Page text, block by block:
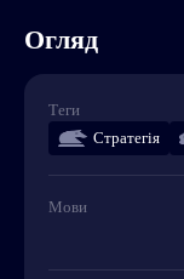
Огляд
Теги
Стратегія
Мови